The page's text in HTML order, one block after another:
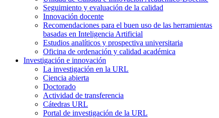
Seguimiento y evaluación de la calidad
Innovación docente
Recomendaciones para el buen uso de las herramientas
basadas en Inteligencia Artificial
Estudios analíticos y prospectiva universitaria
Oficina de ordenación y calidad académica
Investigación e innovación
La investigación en la URL
Ciencia abierta
Doctorado
Actividad de transferencia
Cátedras URL
Portal de investigación de la URL